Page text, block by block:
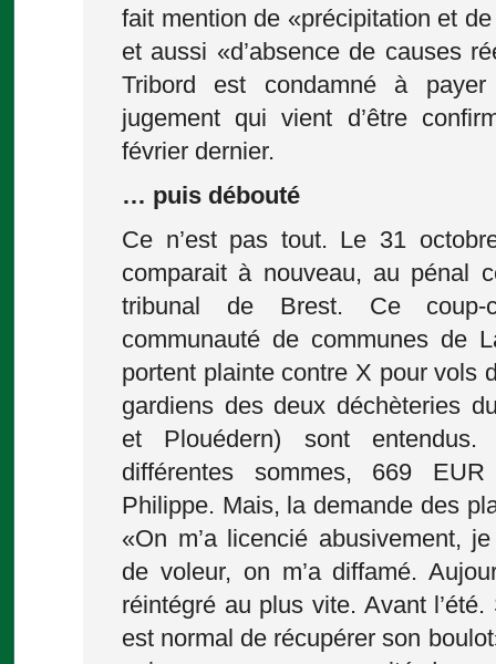
fait mention de «précipitation et
et aussi «d’absence de causes
Tribord est condamné à
jugement qui vient d’être
février dernier.
… puis débouté
Ce n’est pas tout. Le 31
comparait à nouveau, au pénal
tribunal de Brest. Ce
communauté de communes de
portent plainte contre X pour vols
gardiens des deux déchèteries
et Plouédern) sont
différentes sommes, 669
Philippe. Mais, la demande des
«On m’a licencié abusivement,
de voleur, on m’a diffamé.
réintégré au plus vite. Avant
est normal de récupérer son